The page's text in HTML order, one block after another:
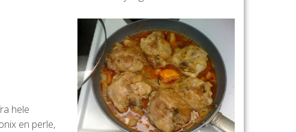
hele
en perle,